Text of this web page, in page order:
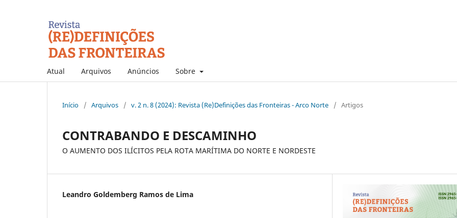
Atual Arquivos Anúncios Sobre
Início / Arquivos / v. 2 n. 8 (2024): Revista (Re)Definições das Fronteiras - Arco Norte / Artigos
CONTRABANDO E DESCAMINHO
O AUMENTO DOS ILÍCITOS PELA ROTA MARÍTIMA DO NORTE E NORDESTE
Leandro Goldemberg Ramos de Lima